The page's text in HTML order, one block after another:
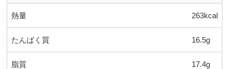
熱量 263kcal
たんぱく質 16.5g
脂質 17.4g